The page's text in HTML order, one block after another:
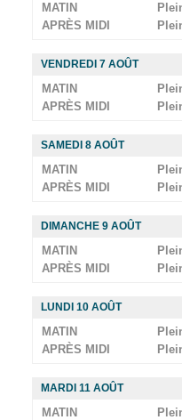
MATIN
APRÈS MIDI
VENDREDI 7 AOÛT
MATIN
APRÈS MIDI
SAMEDI 8 AOÛT
MATIN
APRÈS MIDI
DIMANCHE 9 AOÛT
MATIN
APRÈS MIDI
LUNDI 10 AOÛT
MATIN
APRÈS MIDI
MARDI 11 AOÛT
MATIN